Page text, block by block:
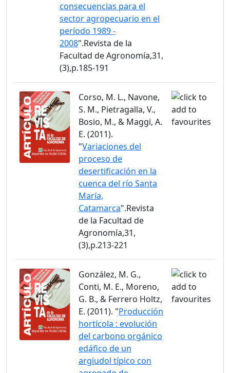
consecuencias para el
sector agropecuario en el
período 1989 -
2008".Revista de la
Facultad de Agronomía,31,
(3),p.185-191
Corso, M. L., Navone,
S. M., Pietragalla, V.,
Bosio, M., & Maggi, A.
E. (2011).
"Variaciones del
proceso de
desertificación en la
cuenca del río Santa
María,
Catamarca".Revista
de la Facultad de
Agronomía,31,
(3),p.213-221
González, M. G.,
Conti, M. E., Moreno,
G. B., & Ferrero Holtz,
E. (2011). "Producción
hortícola : evolución
del carbono orgánico
edáfico de un
argiudol típico con